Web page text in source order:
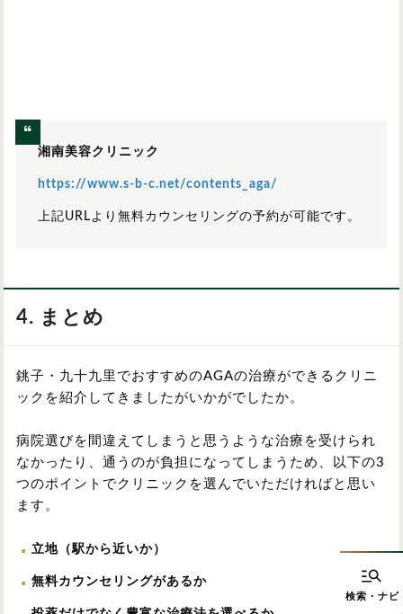
湘南美容クリニック
https://www.s-b-c.net/contents_aga/
上記URLより無料カウンセリングの予約が可能です。
4. まとめ
銚子・九十九里でおすすめのAGAの治療ができるクリニ
ックを紹介してきましたがいかがでしたか。
病院選びを間違えてしまうと思うような治療を受けられ
なかったり、通うのが負担になってしまうため、以下の3
つのポイントでクリニックを選んでいただければと思い
ます。
立地（駅から近いか）
無料カウンセリングがあるか